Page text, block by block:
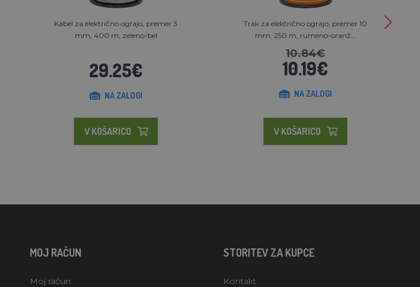
Kabel za električno ograjo, premer 3
mm, 400 m, zeleno-bel
29.25€
NA ZALOGI
V KOŠARICO
Trak za električno ograjo, premer 10
mm, 250 m, rumeno-oranž...
10.84€
10.19€
NA ZALOGI
V KOŠARICO
MOJ RAČUN
Moj račun
STORITEV ZA KUPCE
Kontakt